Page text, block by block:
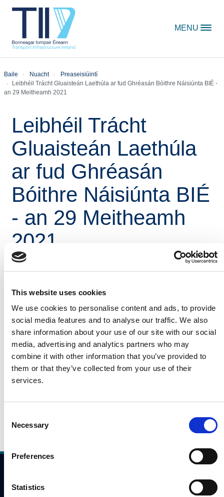
This website uses cookies
We use cookies to personalise content and ads, to provide
social media features and to analyse our traffic. We also
share information about your use of our site with our social
media, advertising and analytics partners who may
combine it with other information that you’ve provided to
them or that they’ve collected from your use of their
services.
Selection
Necessary
Preferences
Statistics
MENU
Baile Nuacht
Preaseisiúintí
Leibhéil Trácht Gluaisteán Laethúla ar fud Ghréasán Bóithre Náisiúnta BIÉ -
an 29 Meitheamh 2021
Leibhéil Trácht
Gluaisteán Laethúla
ar fud Ghréasán
Bóithre Náisiúnta BIÉ
- an 29 Meitheamh
2021
Léargas laethúil é seo ar thrácht gluaisteán i rith na
láithreacha sainaitheanta ar an ngréasán bóithre
huimhreacha seo bunaithe ar roinnt saincheisteanna
(aimsir, lá den tseachtain), ach léireoidh siad treochtaí
féideartha i bpatrúin taistil.
Cliceáil an nasc thíos, le do thoil, chun na sonraí tráchta
a léamh don 29 Meitheamh 2021.
29.06.2021Daily Traffic Data - 29th June